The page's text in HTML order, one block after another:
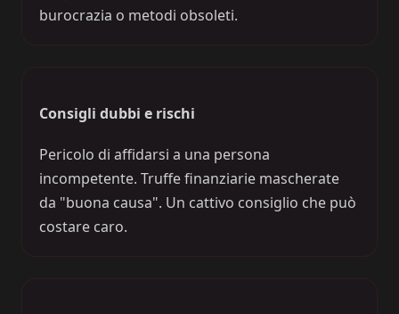
burocrazia o metodi obsoleti.
Consigli dubbi e rischi
Pericolo di affidarsi a una persona
incompetente. Truffe finanziarie mascherate
da "buona causa". Un cattivo consiglio che può
costare caro.